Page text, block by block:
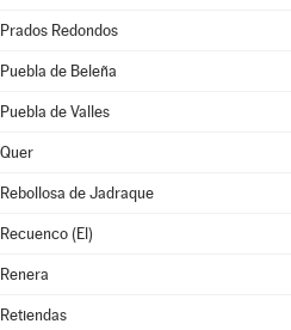
Prados Redondos
Puebla de Beleña
Puebla de Valles
Quer
Rebollosa de Jadraque
Recuenco (El)
Renera
Retiendas